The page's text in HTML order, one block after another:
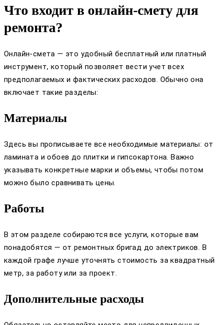
Что входит в онлайн-смету для
ремонта?
Онлайн-смета — это удобный бесплатный или платный
инструмент, который позволяет вести учет всех
предполагаемых и фактических расходов. Обычно она
включает такие разделы:
Материалы
Здесь вы прописываете все необходимые материалы: от
ламината и обоев до плитки и гипсокартона. Важно
указывать конкретные марки и объемы, чтобы потом
можно было сравнивать цены.
Работы
В этом разделе собираются все услуги, которые вам
понадобятся — от ремонтных бригад до электриков. В
каждой графе лучше уточнять стоимость за квадратный
метр, за работу или за проект.
Дополнительные расходы